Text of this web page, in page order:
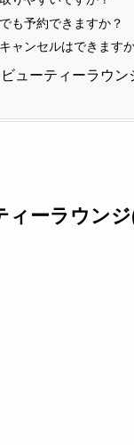
も予約できますか？
ャンセルはできます
ューティーラウン
ィーラウン